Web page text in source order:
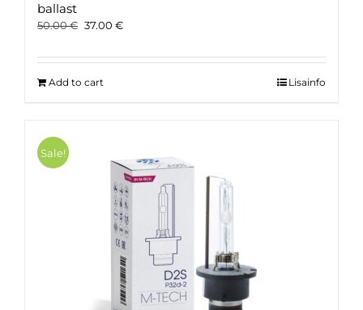
ballast
50.00€ Original
was:
37.00 €Current
is:
Add to cart Lisainfo
Sale!